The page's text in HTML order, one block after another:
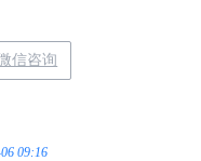
信咨询
09:16